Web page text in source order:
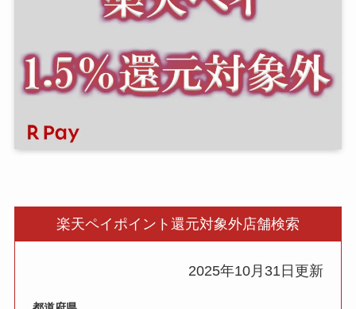
楽天ペイポイント還元対象外店舗検索
2025年10月31日更新